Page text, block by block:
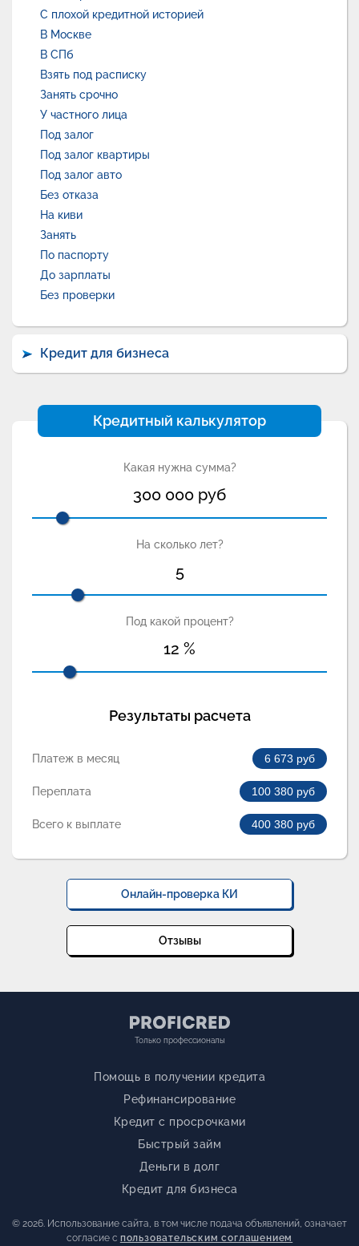
С плохой кредитной историей
В Москве
В СПб
Взять под расписку
Занять срочно
У частного лица
Под залог
Под залог квартиры
Под залог авто
Без отказа
На киви
Занять
По паспорту
До зарплаты
Без проверки
Кредит для бизнеса
Кредитный калькулятор
Какая нужна сумма?
300 000 руб
На сколько лет?
5
Под какой процент?
12 %
Результаты расчета
Платеж в месяц 6 673 руб
Переплата 100 380 руб
Всего к выплате 400 380 руб
Онлайн-проверка КИ
Отзывы
Только профессионалы
Помощь в получении кредита
Рефинансирование
Кредит с просрочками
Быстрый займ
Деньги в долг
Кредит для бизнеса
© 2026. Использование сайта, в том числе подача объявлений, означает
согласие с пользовательским соглашением